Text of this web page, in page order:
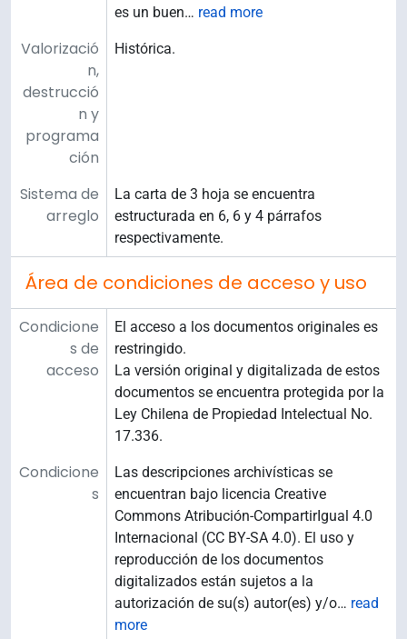
es un buen… read more
Valorizació
n,
destrucció
n y
programa
ción
Histórica.
Sistema de
arreglo
La carta de 3 hoja se encuentra
estructurada en 6, 6 y 4 párrafos
respectivamente.
Área de condiciones de acceso y uso
Condicione
s de
acceso
El acceso a los documentos originales es
restringido.
La versión original y digitalizada de estos
documentos se encuentra protegida por la
Ley Chilena de Propiedad Intelectual No.
17.336.
Condicione
s
Las descripciones archivísticas se
encuentran bajo licencia Creative
Commons Atribución-CompartirIgual 4.0
Internacional (CC BY-SA 4.0). El uso y
reproducción de los documentos
digitalizados están sujetos a la
autorización de su(s) autor(es) y/o… read
more